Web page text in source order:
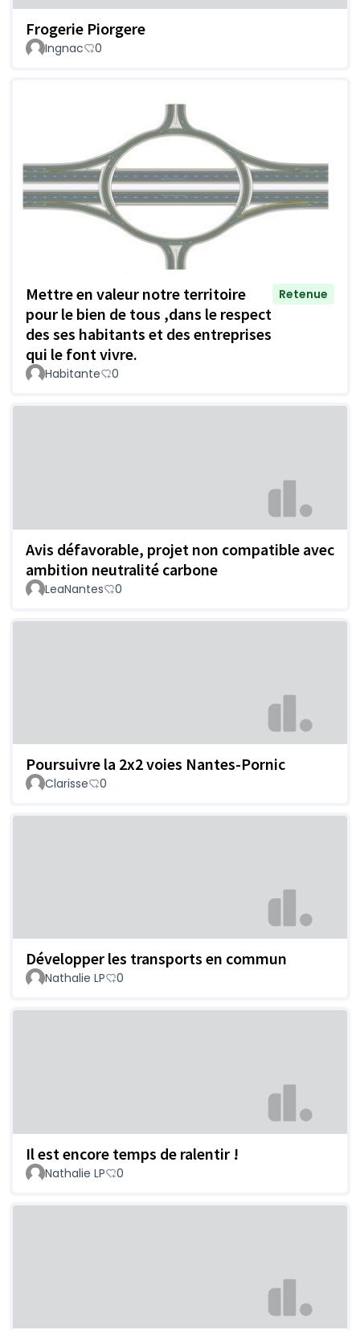
Frogerie Piorgere
Ingnac 0
Mettre en valeur notre territoire
pour le bien de tous ,dans le respect
des ses habitants et des entreprises
qui le font vivre.
Retenue
Habitante 0
Avis défavorable, projet non compatible avec
ambition neutralité carbone
LeaNantes 0
Poursuivre la 2x2 voies Nantes-Pornic
Clarisse 0
Développer les transports en commun
Nathalie LP 0
Il est encore temps de ralentir !
Nathalie LP 0